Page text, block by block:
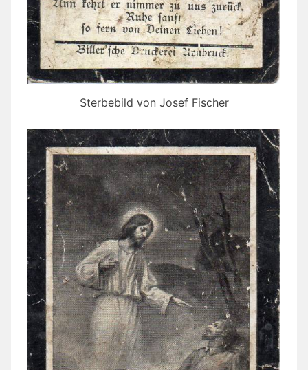
Sterbebild von Josef Fischer